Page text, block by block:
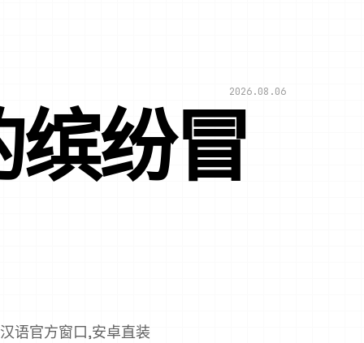
2026.08.06
纷冒
语官方窗口,安卓直装